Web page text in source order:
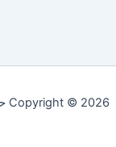
Copyright © 2026 حلو وحار | Powered by